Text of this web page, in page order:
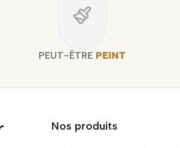
PEUT-ÊTRE PEINT
Nos produits